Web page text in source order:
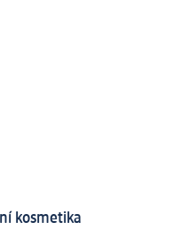
kosmetika